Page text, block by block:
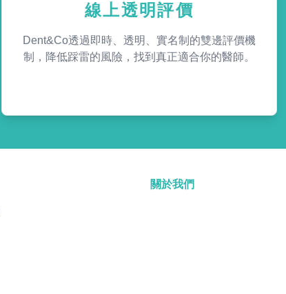
線上透明評價
Dent&Co透過即時、透明、實名制的雙邊評價機
制，降低踩雷的風險，找到真正適合你的醫師。
關於我們